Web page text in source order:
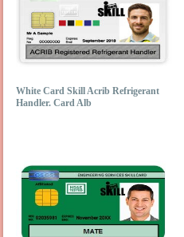
White Card Skill Acrib Refrigerant
Handler. Card Alb